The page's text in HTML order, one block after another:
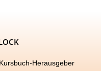
Herausgeber